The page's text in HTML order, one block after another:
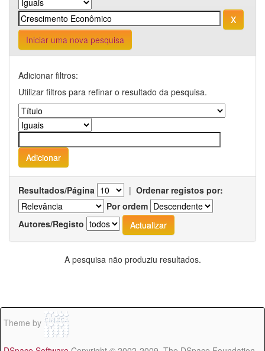
Iniciar uma nova pesquisa
Adicionar filtros:
Utilizar filtros para refinar o resultado da pesquisa.
Resultados/Página | Ordenar registos por:
Por ordem
Autores/Registo
A pesquisa não produziu resultados.
Theme by